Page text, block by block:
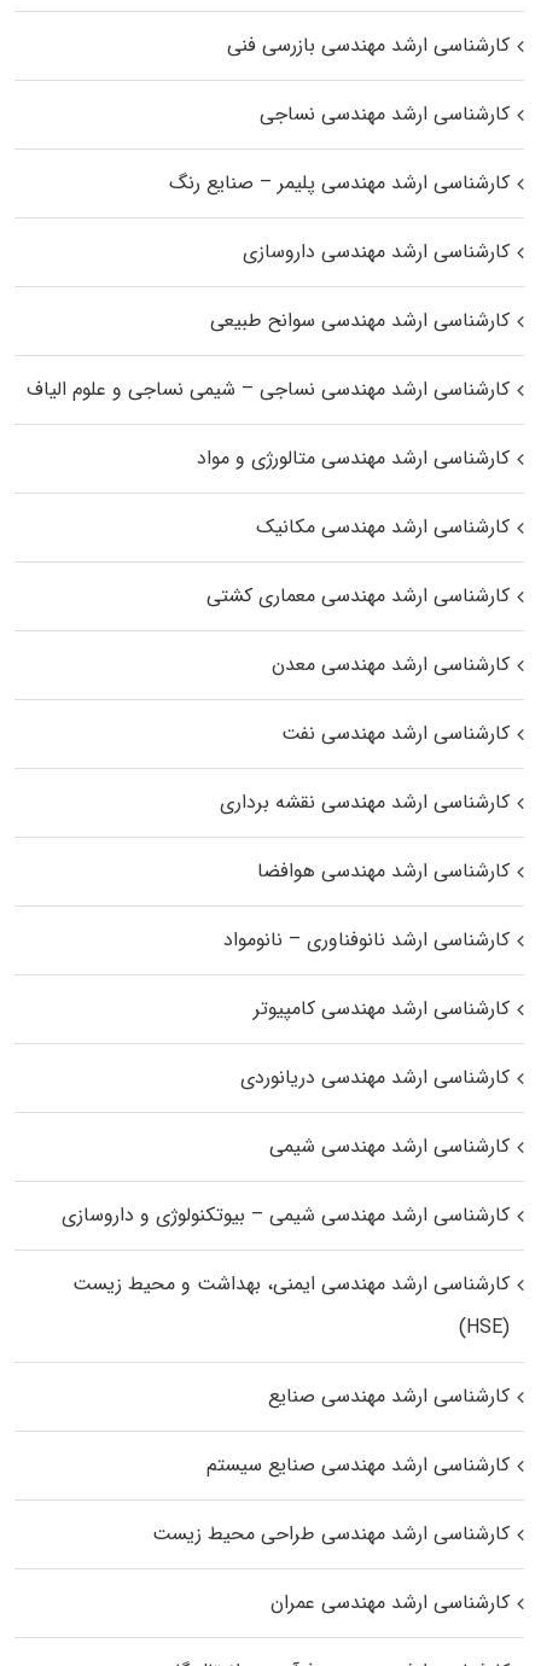
کارشناسی ارشد مهندسی بازرسی فنی
کارشناسی ارشد مهندسی نساجی
کارشناسی ارشد مهندسی پلیمر – صنایع رنگ
کارشناسی ارشد مهندسی داروسازی
کارشناسی ارشد مهندسی سوانح طبیعی
کارشناسی ارشد مهندسی نساجی – شیمی نساجی و علوم الیاف
کارشناسی ارشد مهندسی متالورژی و مواد
کارشناسی ارشد مهندسی مکانیک
کارشناسی ارشد مهندسی معماری کشتی
کارشناسی ارشد مهندسی معدن
کارشناسی ارشد مهندسی نفت
کارشناسی ارشد مهندسی نقشه برداری
کارشناسی ارشد مهندسی هوافضا
کارشناسی ارشد نانوفناوری – نانومواد
کارشناسی ارشد مهندسی کامپیوتر
کارشناسی ارشد مهندسی دریانوردی
کارشناسی ارشد مهندسی شیمی
کارشناسی ارشد مهندسی شیمی – بیوتکنولوژی و داروسازی
کارشناسی ارشد مهندسی ایمنی، بهداشت و محیط زیست
(HSE)
کارشناسی ارشد مهندسی صنایع
کارشناسی ارشد مهندسی صنایع سیستم
کارشناسی ارشد مهندسی طراحی محیط زیست
کارشناسی ارشد مهندسی عمران